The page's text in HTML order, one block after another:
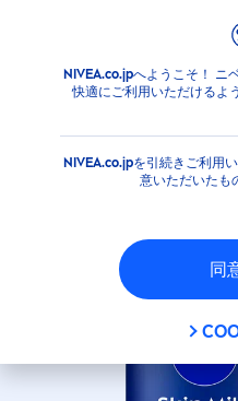
NIVEA.co.jpへようこそ！ ニ
快適にご利用いただけるよ
NIVEA.co.jpを引続きご利用
意いただいたも
同
商品 ボディ ボディ
ニベア スキ